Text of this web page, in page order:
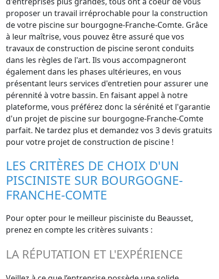
proposer un travail irréprochable pour la construction
de votre piscine sur bourgogne-Franche-Comte. Grâce
à leur maîtrise, vous pouvez être assuré que vos
travaux de construction de piscine seront conduits
dans les règles de l'art. Ils vous accompagneront
également dans les phases ultérieures, en vous
présentant leurs services d'entretien pour assurer une
pérennité à votre bassin. En faisant appel à notre
plateforme, vous préférez donc la sérénité et l'garantie
d'un projet de piscine sur bourgogne-Franche-Comte
parfait. Ne tardez plus et demandez vos 3 devis gratuits
pour votre projet de construction de piscine !
LES CRITÈRES DE CHOIX D'UN
PISCINISTE SUR BOURGOGNE-
FRANCHE-COMTE
Pour opter pour le meilleur pisciniste du Beausset,
prenez en compte les critères suivants :
LA RÉPUTATION ET L'EXPÉRIENCE